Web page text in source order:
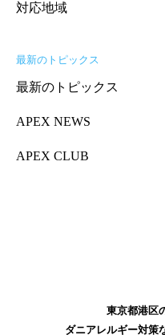
対応地域
最新のトピックス
最新のトピックス
APEX NEWS
APEX CLUB
東京都港区
ダニアレルギー対策